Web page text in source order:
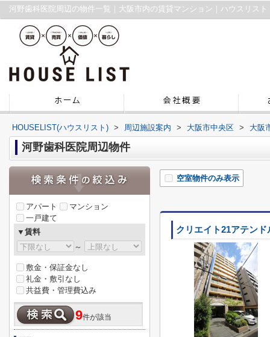
河野歯科医院周辺の物件一覧｜大阪市内の賃貸マンション｜ハウスリスト
HOUSELIST(ハウスリスト) > 周辺施設案内 > 大阪市中央区 > 大阪
河野歯科医院周辺物件
空室物件のみ表示
クリエイト21アテンド
アパート
マンション
一戸建て
▼賃料
～
敷金・保証金なし
礼金・敷引なし
共益費・管理費込み
9件が該当